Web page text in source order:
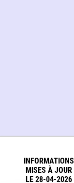
INFORMATIONS
MISES À JOUR
LE 28-04-2026